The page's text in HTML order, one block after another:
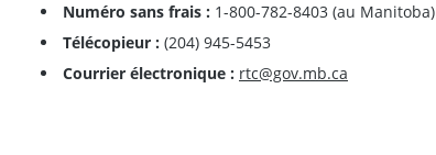
Numéro sans frais : 1-800-782-8403 (au Manitoba)
Télécopieur : (204) 945-5453
Courrier électronique : rtc@gov.mb.ca